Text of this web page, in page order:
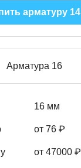
арматуру 14
Арматура 16
16 мм
от 76 ₽
от 47000 ₽